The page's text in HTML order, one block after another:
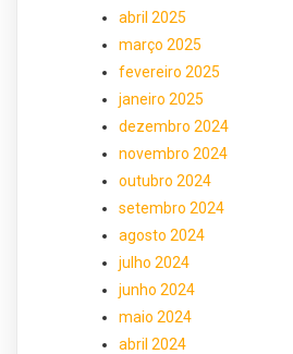
abril 2025
março 2025
fevereiro 2025
janeiro 2025
dezembro 2024
novembro 2024
outubro 2024
setembro 2024
agosto 2024
julho 2024
junho 2024
maio 2024
abril 2024